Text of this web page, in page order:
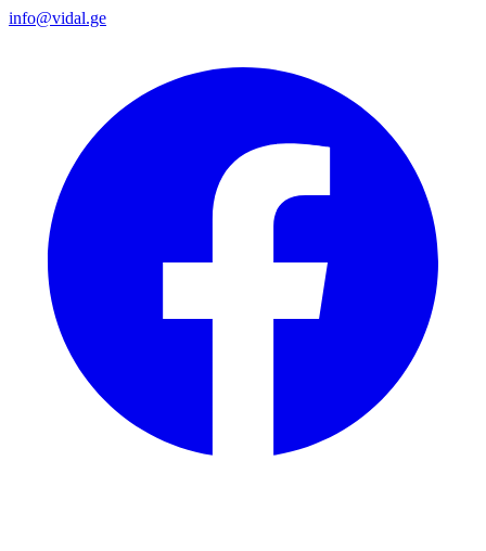
info@vidal.ge